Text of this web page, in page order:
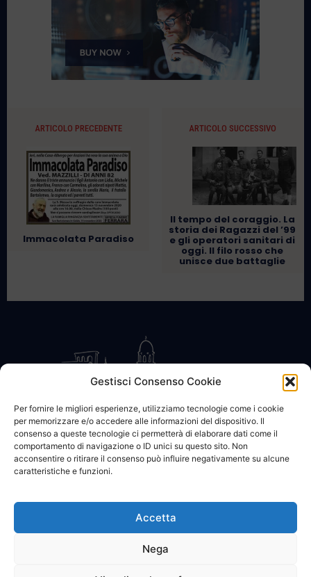
Gestisci Consenso Cookie
Per fornire le migliori esperienze, utilizziamo tecnologie come i cookie
per memorizzare e/o accedere alle informazioni del dispositivo. Il
consenso a queste tecnologie ci permetterà di elaborare dati come il
comportamento di navigazione o ID unici su questo sito. Non
acconsentire o ritirare il consenso può influire negativamente su alcune
caratteristiche e funzioni.
Accetta
Nega
ARTICOLO PRECEDENTE
Immacolata Paradiso
ARTICOLO SUCCESSIVO
Il tempo del coraggio. La
storia dei Ragazzi del ’99
e gli operatori sanitari di
oggi. Il filo rosso che
unisce due battaglie
CONTATTACI COOKIE POLICY PRIVACY
© 2002 - 2026 SanBartolomeo.info :::: powered by Go Web snc |